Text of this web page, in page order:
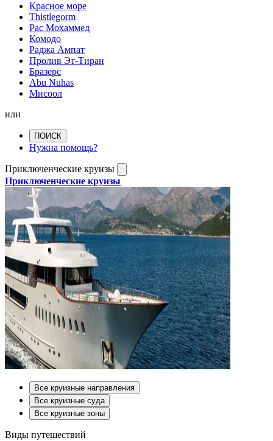
Красное море
Thistlegorm
Рас Мохаммед
Комодо
Раджа Ампат
Пролив Эт-Тиран
Бразерс
Abu Nuhas
Мисоол
или
ПОИСК
Нужна помощь?
Приключенческие круизы
Приключенческие круизы
Все круизные направления
Все круизные суда
Все круизные зоны
Виды путешествий